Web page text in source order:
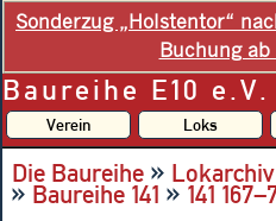
Sonderzug „Holstentor“
Buchung
Baureihe E10 e.V.
Verein Loks
Die Baureihe » Lokarchiv
»Baureihe 141 »141